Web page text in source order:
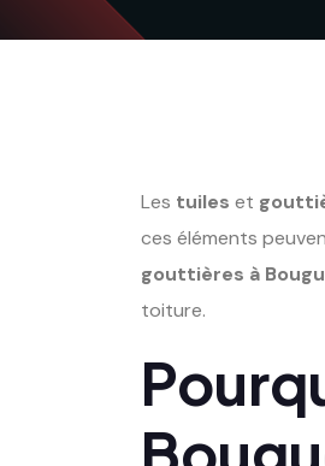
Les tuiles et
ces éléments
gouttières à
toiture.